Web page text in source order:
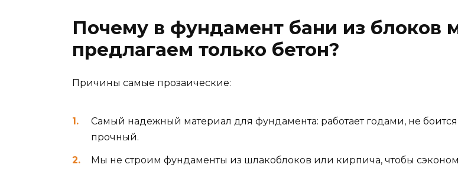
Почему в фундамент бани из блоков
предлагаем только бетон?
Причины самые прозаические:
Самый надежный материал для фундамента: работает годами, не боится
прочный.
Мы не строим фундаменты из шлакоблоков или кирпича, чтобы